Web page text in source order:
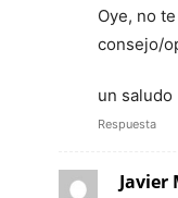
Oye, no
consejo/
un saludo
Respuesta
Javier